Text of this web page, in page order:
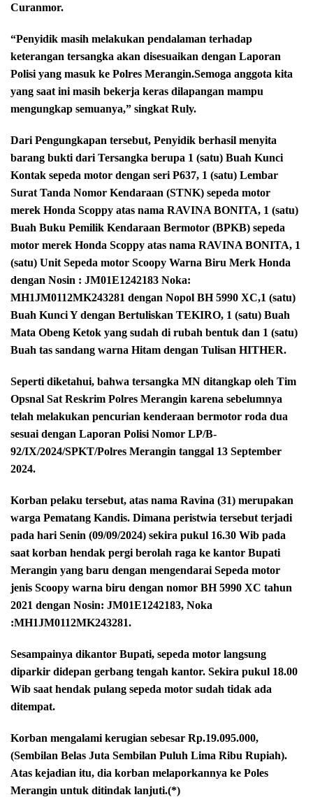
Curanmor.
“Penyidik masih melakukan pendalaman terhadap
keterangan tersangka akan disesuaikan dengan Laporan
Polisi yang masuk ke Polres Merangin.Semoga anggota kita
yang saat ini masih bekerja keras dilapangan mampu
mengungkap semuanya,” singkat Ruly.
Dari Pengungkapan tersebut, Penyidik berhasil menyita
barang bukti dari Tersangka berupa 1 (satu) Buah Kunci
Kontak sepeda motor dengan seri P637, 1 (satu) Lembar
Surat Tanda Nomor Kendaraan (STNK) sepeda motor
merek Honda Scoppy atas nama RAVINA BONITA, 1 (satu)
Buah Buku Pemilik Kendaraan Bermotor (BPKB) sepeda
motor merek Honda Scoppy atas nama RAVINA BONITA, 1
(satu) Unit Sepeda motor Scoopy Warna Biru Merk Honda
dengan Nosin : JM01E1242183 Noka:
MH1JM0112MK243281 dengan Nopol BH 5990 XC,1 (satu)
Buah Kunci Y dengan Bertuliskan TEKIRO, 1 (satu) Buah
Mata Obeng Ketok yang sudah di rubah bentuk dan 1 (satu)
Buah tas sandang warna Hitam dengan Tulisan HITHER.
Seperti diketahui, bahwa tersangka MN ditangkap oleh Tim
Opsnal Sat Reskrim Polres Merangin karena sebelumnya
telah melakukan pencurian kenderaan bermotor roda dua
sesuai dengan Laporan Polisi Nomor LP/B-
92/IX/2024/SPKT/Polres Merangin tanggal 13 September
2024.
Korban pelaku tersebut, atas nama Ravina (31) merupakan
warga Pematang Kandis. Dimana peristwia tersebut terjadi
pada hari Senin (09/09/2024) sekira pukul 16.30 Wib pada
saat korban hendak pergi berolah raga ke kantor Bupati
Merangin yang baru dengan mengendarai Sepeda motor
jenis Scoopy warna biru dengan nomor BH 5990 XC tahun
2021 dengan Nosin: JM01E1242183, Noka
:MH1JM0112MK243281.
Sesampainya dikantor Bupati, sepeda motor langsung
diparkir didepan gerbang tengah kantor. Sekira pukul 18.00
Wib saat hendak pulang sepeda motor sudah tidak ada
ditempat.
Korban mengalami kerugian sebesar Rp.19.095.000,
(Sembilan Belas Juta Sembilan Puluh Lima Ribu Rupiah).
Atas kejadian itu, dia korban melaporkannya ke Poles
Merangin untuk ditindak lanjuti.(*)